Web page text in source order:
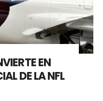
EN
DE LA NFL